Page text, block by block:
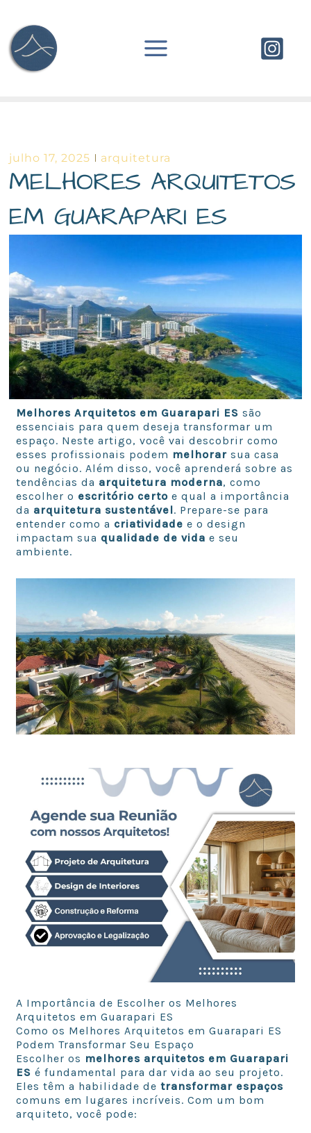
para
conteúdo
julho 17, 2025 arquitetura
MELHORES ARQUITETOS
EM GUARAPARI ES
Melhores Arquitetos em Guarapari ES são
essenciais para quem deseja transformar um
espaço. Neste artigo, você vai descobrir como
esses profissionais podem melhorar sua casa
ou negócio. Além disso, você aprenderá sobre as
tendências da arquitetura moderna, como
escolher o escritório certo e qual a importância
da arquitetura sustentável. Prepare-se para
entender como a criatividade e o design
impactam sua qualidade de vida e seu
ambiente.
A Importância de Escolher os Melhores
Arquitetos em Guarapari ES
Como os Melhores Arquitetos em Guarapari ES
Podem Transformar Seu Espaço
Escolher os melhores arquitetos em Guarapari
ES é fundamental para dar vida ao seu projeto.
Eles têm a habilidade detransformar espaços
comuns em lugares incríveis. Com um bom
arquiteto, você pode: